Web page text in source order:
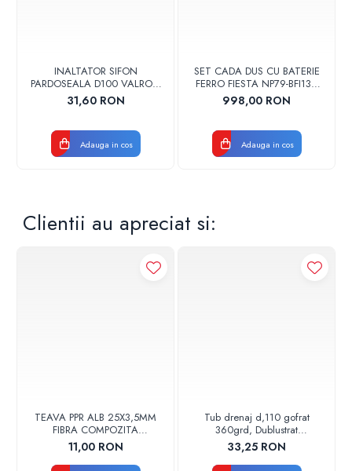
INALTATOR SIFON
PARDOSEALA D100 VALROM
17001900004
31,60 RON
Adauga in cos
SET CADA DUS CU BATERIE
FERRO FIESTA NP79-BFI13U
CROM
998,00 RON
Adauga in cos
Clientii au apreciat si:
TEAVA PPR ALB 25X3,5MM
FIBRA COMPOZITA
10033025004
VALDUOTHERM VALROM
11,00 RON
Tub drenaj d,110 gofrat
360grd, Dublustrat
verde/negru 110152 Drainkit
33,25 RON